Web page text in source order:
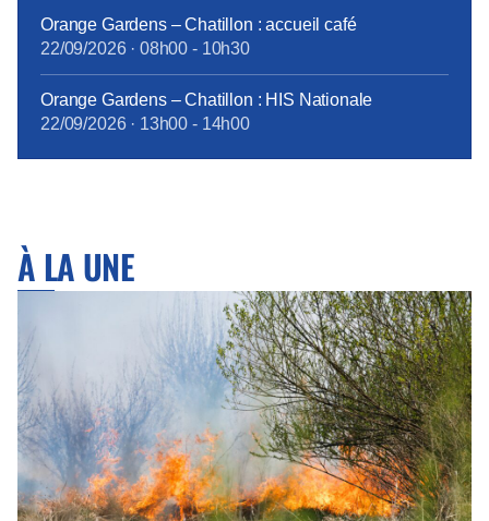
Orange Gardens – Chatillon : accueil café
22/09/2026· 08h00 - 10h30
Orange Gardens – Chatillon : HIS Nationale
22/09/2026· 13h00 - 14h00
À LA UNE